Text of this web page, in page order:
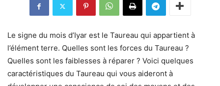
Le signe du mois d’Iyar est le Taureau qui appartient à
l’élément terre. Quelles sont les forces du Taureau ?
Quelles sont les faiblesses à réparer ? Voici quelques
caractéristiques du Taureau qui vous aideront à